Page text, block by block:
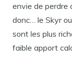
envie de perdre
donc… le Skyr
sont les plus
faible apport